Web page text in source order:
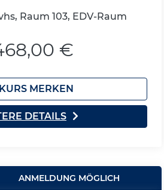
Raum 103, EDV-Raum
€
MERKEN
DETAILS
ANMELDUNG MÖGLICH